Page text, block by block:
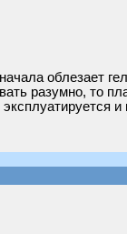
облезает
разумно, то